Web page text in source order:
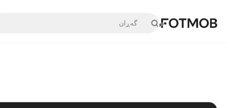
بازبڕە بۆ ناوەڕۆکی سەرەکی